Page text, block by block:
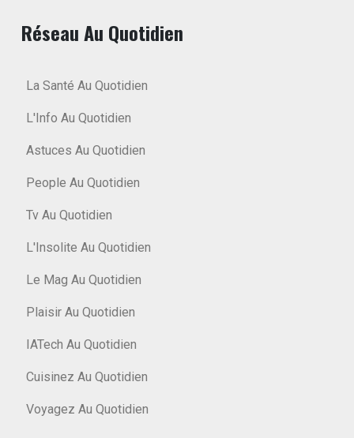
Réseau Au Quotidien
La Santé Au Quotidien
L'Info Au Quotidien
Astuces Au Quotidien
People Au Quotidien
Tv Au Quotidien
L'Insolite Au Quotidien
Le Mag Au Quotidien
Plaisir Au Quotidien
IATech Au Quotidien
Cuisinez Au Quotidien
Voyagez Au Quotidien